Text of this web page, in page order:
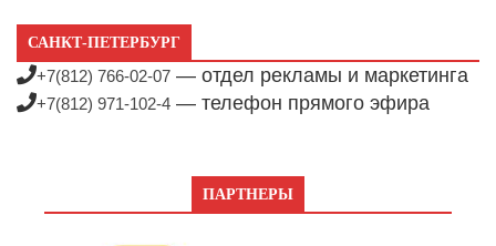
САНКТ-ПЕТЕРБУРГ
+7(812) 766-02-07 — отдел рекламы и маркетинга
+7(812) 971-102-4 — телефон прямого эфира
ПАРТНЕРЫ